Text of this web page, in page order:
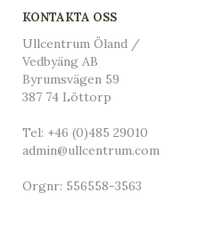
KONTAKTA OSS
Ullcentrum Öland /
Vedbyäng AB
Byrumsvägen 59
387 74 Löttorp
Tel: +46 (0)485 29010
admin@ullcentrum.com
Orgnr: 556558-3563